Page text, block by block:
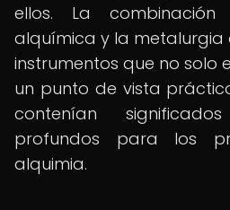
ellos. La
alquímica y la
instrumentos que no solo
un punto de vista
contenían
profundos para los
alquimia.